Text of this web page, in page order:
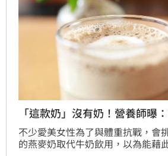
「這款奶」沒有奶！營養師曝
不少愛美女性為了與體重抗戰，會
的燕麥奶取代牛奶飲用，以為能藉